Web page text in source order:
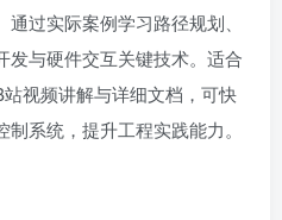
过实际案例学习路径规划、
发与硬件交互关键技术。适合
视频讲解与详细文档，可快
系统，提升工程实践能力。